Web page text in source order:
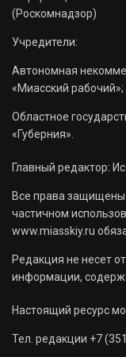
(Роскомнадзор)
Учредители:
Автономная
«Миасский рабочий»;
Областное
«Губерния».
Главный редактор:
Все права защищены
частичном
www.miasskiy.ru
Редакция не несет
информации,
Настоящий ресурс
Тел. редакции +7